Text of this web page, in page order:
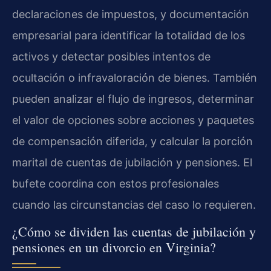
declaraciones de impuestos, y documentación
empresarial para identificar la totalidad de los
activos y detectar posibles intentos de
ocultación o infravaloración de bienes. También
pueden analizar el flujo de ingresos, determinar
el valor de opciones sobre acciones y paquetes
de compensación diferida, y calcular la porción
marital de cuentas de jubilación y pensiones. El
bufete coordina con estos profesionales
cuando las circunstancias del caso lo requieren.
¿Cómo se dividen las cuentas de jubilación y
pensiones en un divorcio en Virginia?